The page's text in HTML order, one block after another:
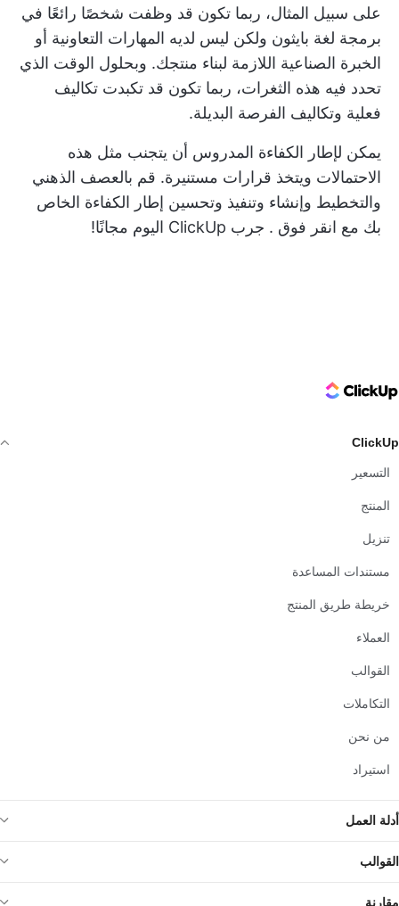
على سبيل المثال، ربما تكون قد وظفت شخصًا رائعًا في
برمجة لغة بايثون ولكن ليس لديه المهارات التعاونية أو
الخبرة الصناعية اللازمة لبناء منتجك. وبحلول الوقت الذي
تحدد فيه هذه الثغرات، ربما تكون قد تكبدت تكاليف
فعلية وتكاليف الفرصة البديلة.
يمكن لإطار الكفاءة المدروس أن يتجنب مثل هذه
الاحتمالات ويتخذ قرارات مستنيرة. قم بالعصف الذهني
والتخطيط وإنشاء وتنفيذ وتحسين إطار الكفاءة الخاص
بك مع انقر فوق . جرب ClickUp اليوم مجانًا!
ClickUp Logo
ClickUp
التسعير
المنتج
تنزيل
مستندات المساعدة
خريطة طريق المنتج
العملاء
القوالب
التكاملات
من نحن
استيراد
أدلة العمل
القوالب
مقارنة